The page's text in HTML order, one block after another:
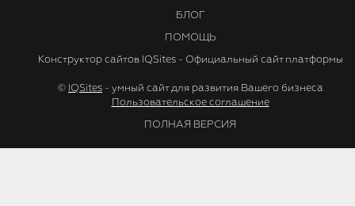
БЛОГ
ПОМОЩЬ
Конструктор сайтов IQSites - Официальный сайт платформы
© IQSites - умный сайт для развития Вашего бизнеса
Пользовательское соглашение
ПОЛНАЯ ВЕРСИЯ